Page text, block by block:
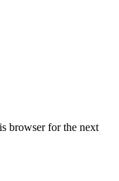
browser for the next